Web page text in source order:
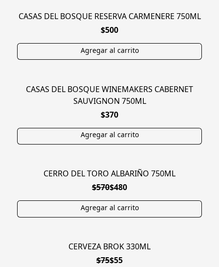
CASAS DEL BOSQUE RESERVA CARMENERE 750ML
$500
CASAS DEL BOSQUE WINEMAKERS CABERNET
SAUVIGNON 750ML
$370
CERRO DEL TORO ALBARIÑO 750ML
$570$480
CERVEZA BROK 330ML
$75$55